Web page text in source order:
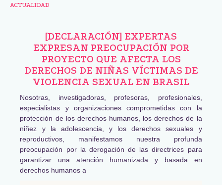
ACTUALIDAD
[DECLARACIÓN] EXPERTAS
EXPRESAN PREOCUPACIÓN POR
PROYECTO QUE AFECTA LOS
DERECHOS DE NIÑAS VÍCTIMAS DE
VIOLENCIA SEXUAL EN BRASIL
Nosotras, investigadoras, profesoras, profesionales,
especialistas y organizaciones comprometidas con la
protección de los derechos humanos, los derechos de la
niñez y la adolescencia, y los derechos sexuales y
reproductivos, manifestamos nuestra profunda
preocupación por la derogación de las directrices para
garantizar una atención humanizada y basada en
derechos humanos a